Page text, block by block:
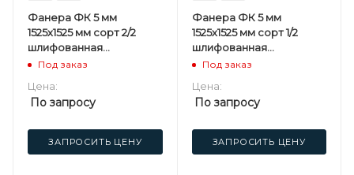
Фанера ФК 5 мм
1525х1525 мм сорт 2/2
шлифованная
березовая
Под заказ
Цена:
По запросу
ЗАПРОСИТЬ ЦЕНУ
Фанера ФК 5 мм
1525х1525 мм сорт 1/2
шлифованная
березовая
Под заказ
Цена:
По запросу
ЗАПРОСИТЬ ЦЕНУ